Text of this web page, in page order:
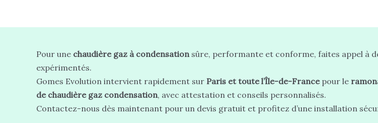
Pour une chaudière gaz à condensationsûre, performante et conforme, faites appel à
expérimentés.
Gomes Evolution intervient rapidement sur Paris et toute l’Île-de-Francepour le
de chaudière gaz condensation, avec attestation et conseils personnalisés.
Contactez-nous dès maintenant pour un devis gratuit et profitez d’une installation